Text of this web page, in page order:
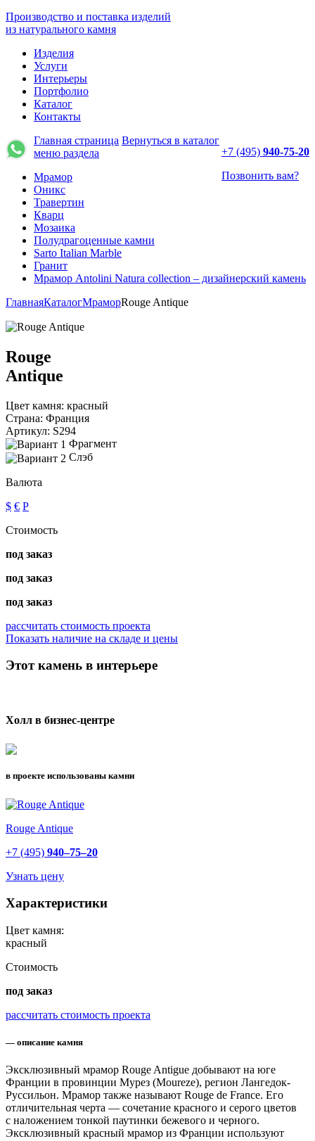
Производство и поставка изделий
из натурального камня
Изделия
Услуги
Интерьеры
Портфолио
Каталог
Контакты
+7 (495) 940-75-20
Позвонить вам?
Главная страница Вернуться в каталог
меню раздела
Мрамор
Оникс
Травертин
Кварц
Мозаика
Полудрагоценные камни
Sarto Italian Marble
Гранит
Мрамор Antolini Natura collection – дизайнерский камень
ГлавнаяКаталогМраморRouge Antique
Rouge
Antique
Цвет камня: красный
Страна: Франция
Артикул: S294
Фрагмент
Слэб
Валюта
$ € Р
Стоимость
под заказ
под заказ
под заказ
рассчитать стоимость проекта
Показать наличие на складе и цены
Этот камень в интерьере
Холл в бизнес-центре
в проекте использованы камни
Rouge Antique
+7 (495) 940–75–20
Узнать цену
Характеристики
Цвет камня:
красный
Стоимость
под заказ
рассчитать стоимость проекта
— описание камня
Эксклюзивный мрамор Rouge Antigue добывают на юге
Франции в провинции Мурез (Moureze), регион Лангедок-
Руссильон. Мрамор также называют Rouge de France. Его
отличительная черта — сочетание красного и серого цветов
с наложением тонкой паутинки бежевого и черного.
Эксклюзивный красный мрамор из Франции используют